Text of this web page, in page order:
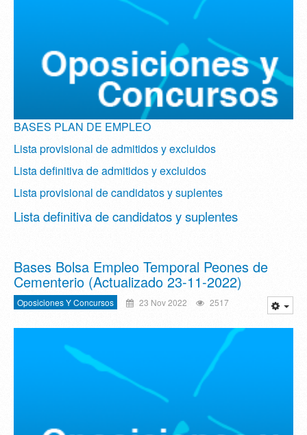
BASES PLAN DE EMPLEO
Lista provisional de admitidos y excluidos
Lista definitiva de admitidos y excluidos
Lista provisional de candidatos y suplentes
Lista definitiva de candidatos y suplentes
Bases Bolsa Empleo Temporal Peones de
Cementerio (Actualizado 23-11-2022)
Oposiciones Y Concursos 23 Nov 2022 2517